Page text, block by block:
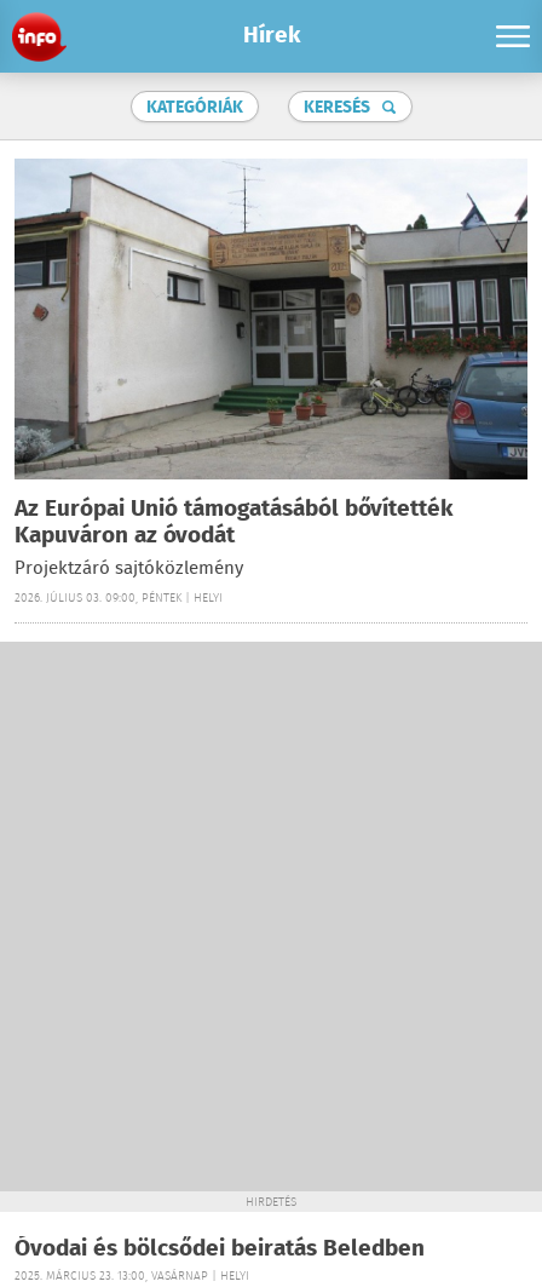
Hírek
KATEGÓRIÁK KERESÉS
Az Európai Unió támogatásából bővítették
Kapuváron az óvodát
Projektzáró sajtóközlemény
2026. JÚLIUS 03. 09:00, PÉNTEK | HELYI
HIRDETÉS
Óvodai és bölcsődei beiratás Beledben
2025. MÁRCIUS 23. 13:00, VASÁRNAP | HELYI